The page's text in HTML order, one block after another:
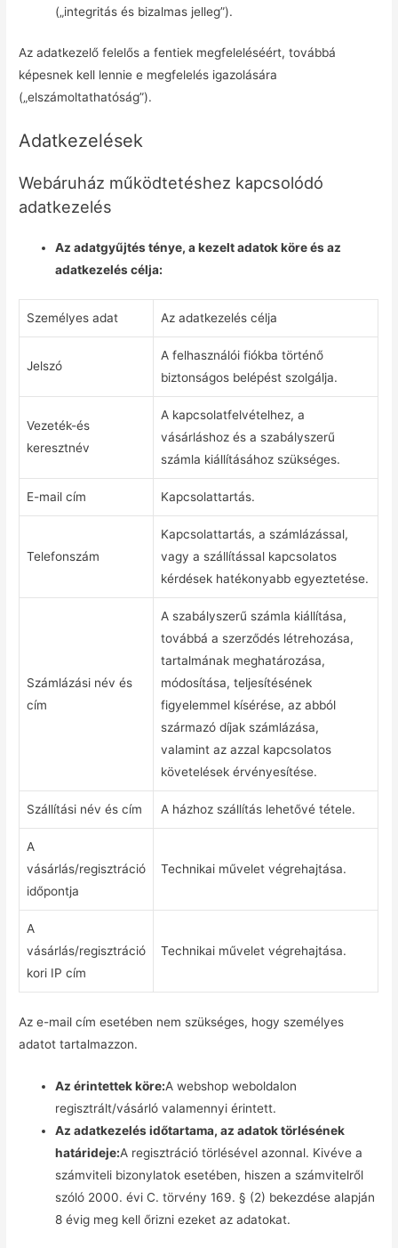
(„integritás és bizalmas jelleg”).
Az adatkezelő felelős a fentiek megfeleléséért, továbbá
képesnek kell lennie e megfelelés igazolására
(„elszámoltathatóság”).
Adatkezelések
Webáruház működtetéshez kapcsolódó
adatkezelés
Az adatgyűjtés ténye, a kezelt adatok köre és az
adatkezelés célja:
Személyes adat Az adatkezelés célja
Jelszó
A felhasználói fiókba történő
biztonságos belépést szolgálja.
Vezeték-és
keresztnév
A kapcsolatfelvételhez, a
vásárláshoz és a szabályszerű
számla kiállításához szükséges.
E-mail cím Kapcsolattartás.
Telefonszám
Kapcsolattartás, a számlázással,
vagy a szállítással kapcsolatos
kérdések hatékonyabb egyeztetése.
Számlázási név és
cím
A szabályszerű számla kiállítása,
továbbá a szerződés létrehozása,
tartalmának meghatározása,
módosítása, teljesítésének
figyelemmel kísérése, az abból
származó díjak számlázása,
valamint az azzal kapcsolatos
követelések érvényesítése.
Szállítási név és cím A házhoz szállítás lehetővé tétele.
A
vásárlás/regisztráció
időpontja
Technikai művelet végrehajtása.
A
vásárlás/regisztráció
kori IP cím
Technikai művelet végrehajtása.
Az e-mail cím esetében nem szükséges, hogy személyes
adatot tartalmazzon.
Az érintettek köre:A webshop weboldalon
regisztrált/vásárló valamennyi érintett.
Az adatkezelés időtartama, az adatok törlésének
határideje:A regisztráció törlésével azonnal. Kivéve a
számviteli bizonylatok esetében, hiszen a számvitelről
szóló 2000. évi C. törvény 169. § (2) bekezdése alapján
8 évig meg kell őrizni ezeket az adatokat.